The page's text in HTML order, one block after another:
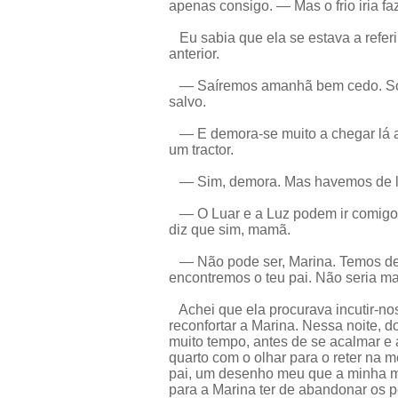
apenas consigo. — Mas o frio iria
Eu sabia que ela se estava a
anterior.
— Saíremos amanhã bem cedo.
salvo.
— E demora-se muito a chegar lá
um tractor.
— Sim, demora. Mas havemos de
— O Luar e a Luz podem ir
diz que sim, mamã.
— Não pode ser, Marina. Temos
encontremos o teu pai. Não seria
Achei que ela procurava incutir-
reconfortar a Marina. Nessa noite,
muito tempo, antes de se acalmar
quarto com o olhar para o reter na
pai, um desenho meu que a
para a Marina ter de abandonar os